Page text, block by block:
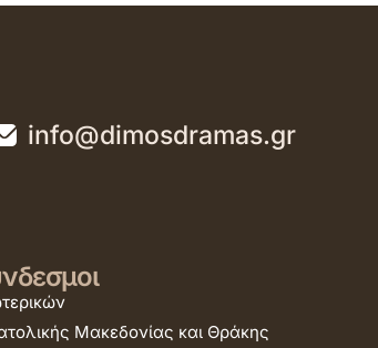
info@dimosdramas.gr
Μακεδονίας και Θράκης